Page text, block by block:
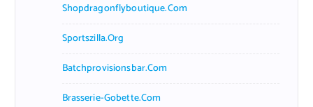
Shopdragonflyboutique.com
Sportszilla.org
Batchprovisionsbar.com
Brasserie-Gobette.com